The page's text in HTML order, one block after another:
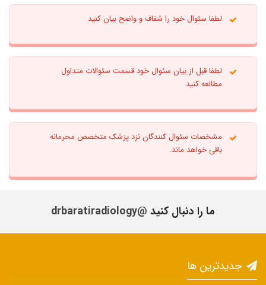
لطفا سئوال خود را شفاف و واضح بیان کنید
لطفا قبل از بیان سئوال خود قسمت سئوالات متداول
مطالعه کنید
مشخصات سئوال کنندگان نزد پزشک متخصص محرمانه
باقی خواهد ماند.
ما را دنبال کنید @drbaratiradiology
جدیدترین ها